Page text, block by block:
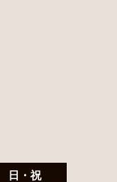
日・祝